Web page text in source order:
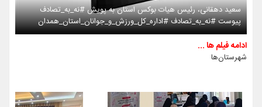
سعید دهقانی، رئیس هیات بوکس استان به پویش #نه_به_تصادف
پیوست #نه_به_تصادف #اداره_کل_ورزش_و_جوانان_استان_همدان
ادامه فیلم ها ...
شهرستان‌ها